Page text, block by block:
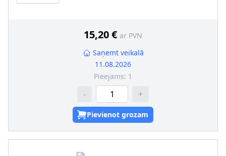
15,20 € ar PVN
Saņemt veikalā
11.08.2026
Pieejams: 1
- +
Pievienot grozam